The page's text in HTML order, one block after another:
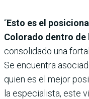
“Esto es el
Colorado dentro de
consolidado una
Se encuentra
quien es el mejor
la especialista, este